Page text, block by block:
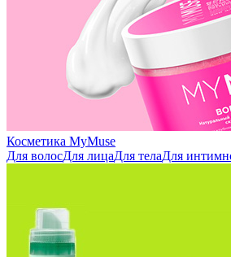
Косметика MyMuse
Для волосДля лицаДля телаДля